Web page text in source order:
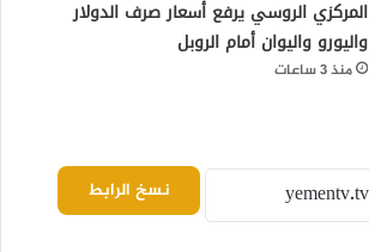
المركزي الروسي يرفع أسعار صرف الدولار
واليورو واليوان أمام الروبل
منذ 3 ساعات
نسخ الرابط